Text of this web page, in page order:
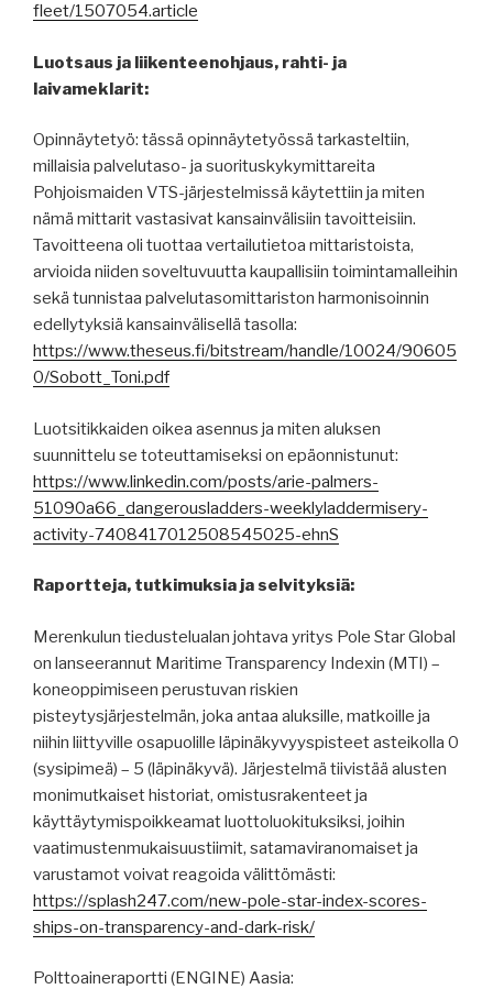
fleet/1507054.article
Luotsaus ja liikenteenohjaus, rahti- ja
laivameklarit:
Opinnäytetyö: tässä opinnäytetyössä tarkasteltiin,
millaisia palvelutaso- ja suorituskykymittareita
Pohjoismaiden VTS-järjestelmissä käytettiin ja miten
nämä mittarit vastasivat kansainvälisiin tavoitteisiin.
Tavoitteena oli tuottaa vertailutietoa mittaristoista,
arvioida niiden soveltuvuutta kaupallisiin toimintamalleihin
sekä tunnistaa palvelutasomittariston harmonisoinnin
edellytyksiä kansainvälisellä tasolla:
https://www.theseus.fi/bitstream/handle/10024/90605
0/Sobott_Toni.pdf
Luotsitikkaiden oikea asennus ja miten aluksen
suunnittelu se toteuttamiseksi on epäonnistunut:
https://www.linkedin.com/posts/arie-palmers-
51090a66_dangerousladders-weeklyladdermisery-
activity-7408417012508545025-ehnS
Raportteja, tutkimuksia ja selvityksiä:
Merenkulun tiedustelualan johtava yritys Pole Star Global
on lanseerannut Maritime Transparency Indexin (MTI) –
koneoppimiseen perustuvan riskien
pisteytysjärjestelmän, joka antaa aluksille, matkoille ja
niihin liittyville osapuolille läpinäkyvyyspisteet asteikolla 0
(sysipimeä) – 5 (läpinäkyvä). Järjestelmä tiivistää alusten
monimutkaiset historiat, omistusrakenteet ja
käyttäytymispoikkeamat luottoluokituksiksi, joihin
vaatimustenmukaisuustiimit, satamaviranomaiset ja
varustamot voivat reagoida välittömästi:
https://splash247.com/new-pole-star-index-scores-
ships-on-transparency-and-dark-risk/
Polttoaineraportti (ENGINE) Aasia: